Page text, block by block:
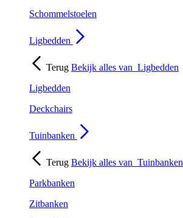
Schommelstoelen
Ligbedden
Terug Bekijk alles van Ligbedden
Ligbedden
Deckchairs
Tuinbanken
Terug Bekijk alles van Tuinbanken
Parkbanken
Zitbanken